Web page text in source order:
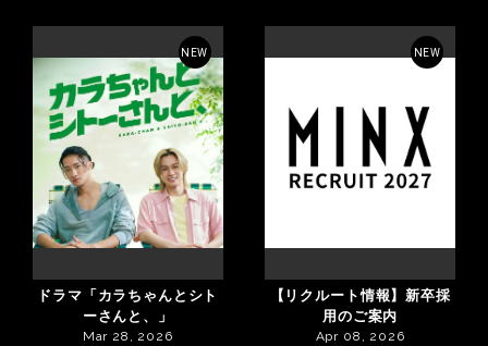
NEW
ドラマ「カラちゃんとシト
ーさんと、」
Mar 28, 2026
NEW
【リクルート情報】新卒採
用のご案内
Apr 08, 2026